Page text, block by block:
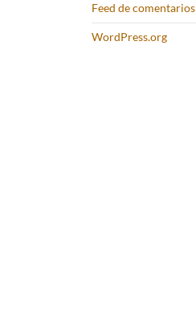
Feed de comentarios
WordPress.org